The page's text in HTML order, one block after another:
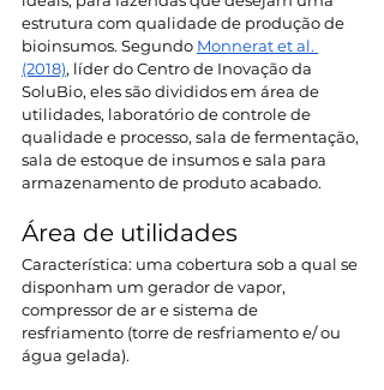
estrutura com qualidade de produção de
bioinsumos. Segundo Monnerat et al.
(2018), líder do Centro de Inovação da
SoluBio, eles são divididos em área de
utilidades, laboratório de controle de
qualidade e processo, sala de fermentação,
sala de estoque de insumos e sala para
armazenamento de produto acabado.
Área de utilidades
Característica: uma cobertura sob a qual se
disponham um gerador de vapor,
compressor de ar e sistema de
resfriamento (torre de resfriamento e/ ou
água gelada).